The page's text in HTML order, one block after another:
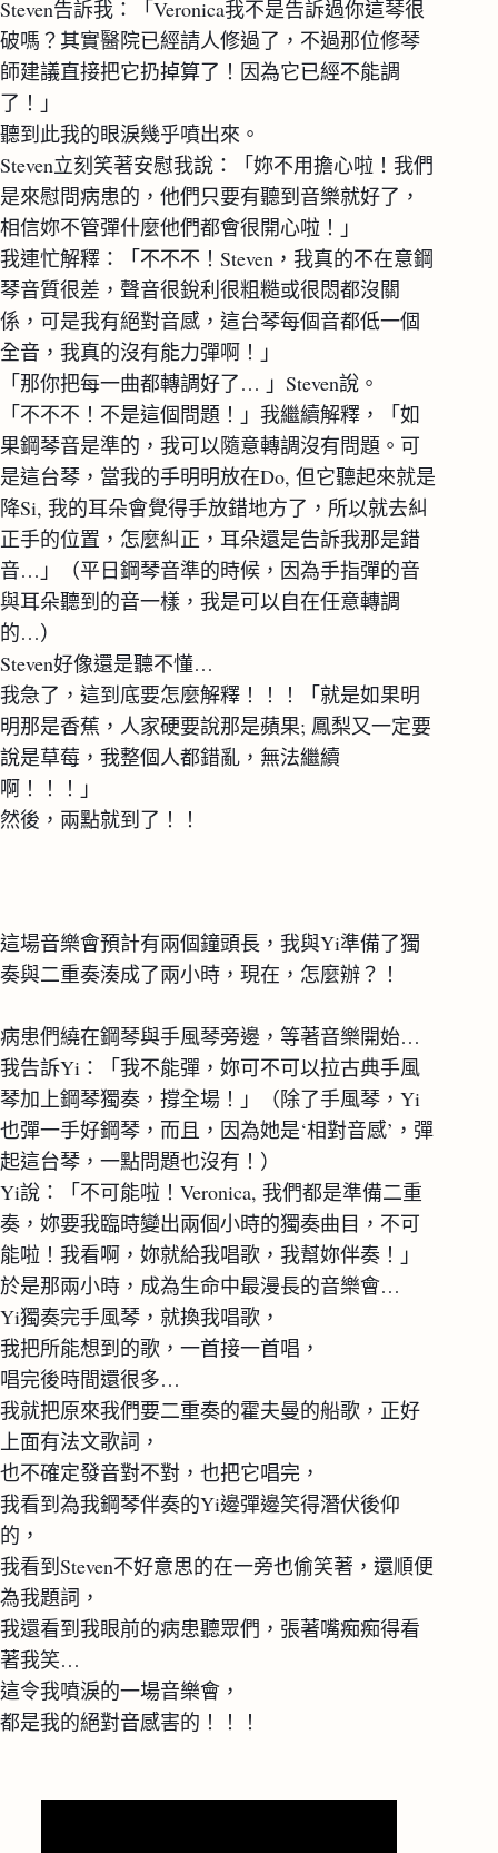
Steven告訴我：「Veronica我不是告訴過你這琴很
破嗎？其實醫院已經請人修過了，不過那位修琴
師建議直接把它扔掉算了！因為它已經不能調
了！」
聽到此我的眼淚幾乎噴出來。
Steven立刻笑著安慰我說：「妳不用擔心啦！我們
是來慰問病患的，他們只要有聽到音樂就好了，
相信妳不管彈什麼他們都會很開心啦！」
我連忙解釋：「不不不！Steven，我真的不在意鋼
琴音質很差，聲音很銳利很粗糙或很悶都沒關
係，可是我有絕對音感，這台琴每個音都低一個
全音，我真的沒有能力彈啊！」
「那你把每一曲都轉調好了… 」Steven說。
「不不不！不是這個問題！」我繼續解釋，「如
果鋼琴音是準的，我可以隨意轉調沒有問題。可
是這台琴，當我的手明明放在Do, 但它聽起來就是
降Si, 我的耳朵會覺得手放錯地方了，所以就去糾
正手的位置，怎麼糾正，耳朵還是告訴我那是錯
音…」（平日鋼琴音準的時候，因為手指彈的音
與耳朵聽到的音一樣，我是可以自在任意轉調
的…）
Steven好像還是聽不懂…
我急了，這到底要怎麼解釋！！！「就是如果明
明那是香蕉，人家硬要說那是蘋果; 鳳梨又一定要
說是草莓，我整個人都錯亂，無法繼續
啊！！！」
然後，兩點就到了！！
這場音樂會預計有兩個鐘頭長，我與Yi準備了獨
奏與二重奏湊成了兩小時，現在，怎麼辦？！
病患們繞在鋼琴與手風琴旁邊，等著音樂開始…
我告訴Yi：「我不能彈，妳可不可以拉古典手風
琴加上鋼琴獨奏，撐全場！」（除了手風琴，Yi
也彈一手好鋼琴，而且，因為她是‘相對音感’，彈
起這台琴，一點問題也沒有！）
Yi說：「不可能啦！Veronica, 我們都是準備二重
奏，妳要我臨時變出兩個小時的獨奏曲目，不可
能啦！我看啊，妳就給我唱歌，我幫妳伴奏！」
於是那兩小時，成為生命中最漫長的音樂會…
Yi獨奏完手風琴，就換我唱歌，
我把所能想到的歌，一首接一首唱，
唱完後時間還很多…
我就把原來我們要二重奏的霍夫曼的船歌，正好
上面有法文歌詞，
也不確定發音對不對，也把它唱完，
我看到為我鋼琴伴奏的Yi邊彈邊笑得潛伏後仰
的，
我看到Steven不好意思的在一旁也偷笑著，還順便
為我題詞，
我還看到我眼前的病患聽眾們，張著嘴痴痴得看
著我笑…
這令我噴淚的一場音樂會，
都是我的絕對音感害的！！！